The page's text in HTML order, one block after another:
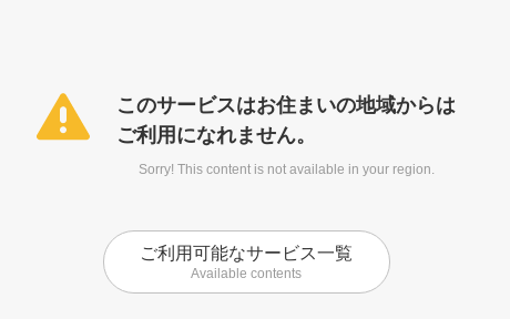
このサービスはお住まいの地域からは
ご利用になれません。
Sorry! This content is not available in your region.
ご利用可能なサービス一覧
Available contents